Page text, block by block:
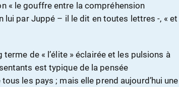
« le gouffre entre la compréhension
lui par Juppé – il le dit en toutes lettres -, « et
de « l’élite » éclairée et les pulsions à
est typique de la pensée
les pays ; mais elle prend aujourd’hui une